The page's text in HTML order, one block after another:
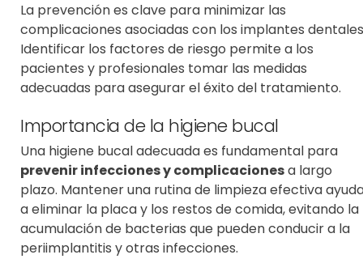
La prevención es clave para minimizar las
complicaciones asociadas con los implantes
Identificar los factores de riesgo permite a los
pacientes y profesionales tomar las medidas
adecuadas para asegurar el éxito del tratamiento.
Importancia de la higiene bucal
Una higiene bucal adecuada es fundamental para
prevenir infecciones y complicacionesa largo
plazo. Mantener una rutina de limpieza efectiva
a eliminar la placa y los restos de comida, evitando la
acumulación de bacterias que pueden conducir a la
periimplantitis y otras infecciones.